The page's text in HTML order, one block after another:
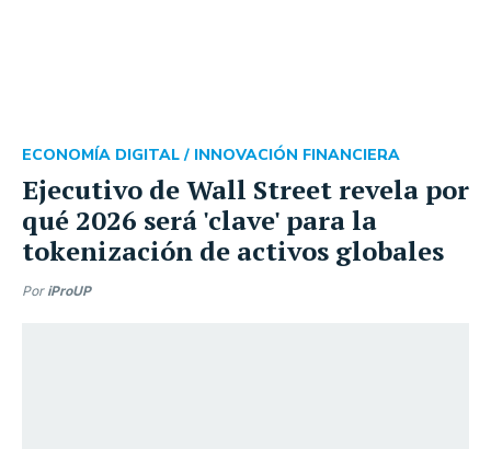
Ejecutivo de Wall Street revela por
qué 2026 será 'clave' para la
tokenización de activos globales
ECONOMÍA DIGITAL / INNOVACIÓN FINANCIERA
Por iProUP